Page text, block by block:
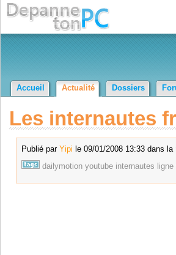
Accueil Actualité Dossiers
Les internautes
Publié par Yipi le 09/01/2008 13:33 dans la
dailymotion youtube internautes ligne